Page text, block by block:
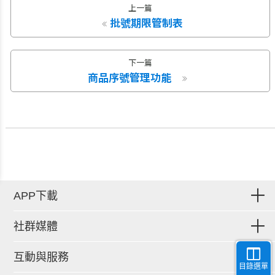
上一篇
批號期限管制表
下一篇
商品序號管理功能
目錄選單
APP下載
社群媒體
互動與服務